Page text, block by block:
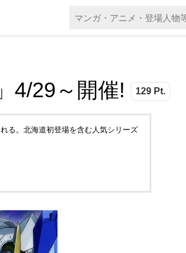
4/29～開催! 129 Pt.
る。北海道初登場を含む人気シリーズ